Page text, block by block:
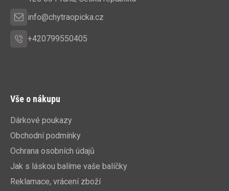
info@chytraopicka.cz
+420799550405
Vše o nákupu
Dárkové poukazy
Obchodní podmínky
Ochrana osobních údajů
Jak s láskou balíme vaše balíčky
Reklamace, vrácení zboží